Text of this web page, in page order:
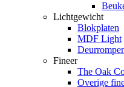
Lichtgewicht
Blokplaten
MDF Light
Fineer
The Oak
Overige